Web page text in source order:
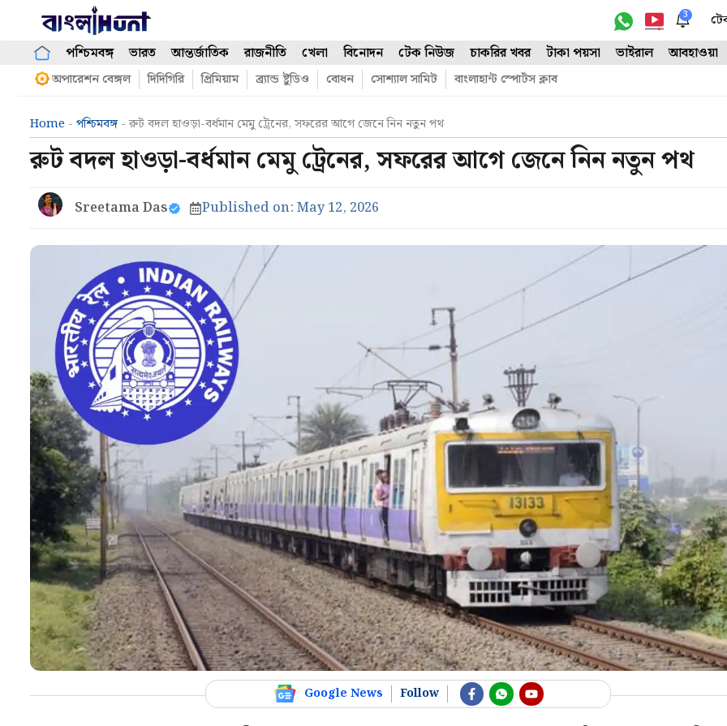
content
3
পশ্চিমবঙ্গ ভারত আন্তর্জাতিক রাজনীতি খেলা বিনোদন টেক নিউজ চাকরির খবর টাকা পয়সা ভাইরাল আবহাওয়া
অপারেশন বেঙ্গল দিদিগিরি প্রিমিয়াম ব্র্যান্ড ষ্টুডিও বোধন সোশ্যাল সামিট বাংলাহান্ট স্পোর্টস ক্লাব
Home - পশ্চিমবঙ্গ-রুট বদল হাওড়া-বর্ধমান মেমু ট্রেনের, সফরের আগে জেনে নিন নতুন পথ
রুট বদল হাওড়া-বর্ধমান মেমু ট্রেনের, সফরের আগে জেনে নিন নতুন পথ
Sreetama Das Published on: May 12, 2026
Google News Follow